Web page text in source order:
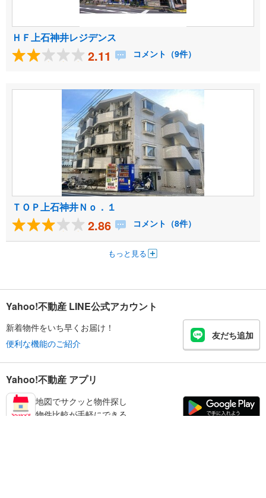
ＨＦ上石神井レジデンス
2.11 コメント（9件）
ＴＯＰ上石神井Ｎｏ．１
2.86 コメント（8件）
もっと見る
Yahoo!不動産 LINE公式アカウント
新着物件をいち早くお届け！
便利な機能のご紹介
友だち追加
Yahoo!不動産 アプリ
地図でサクッと物件探し
物件比較が手軽にできる